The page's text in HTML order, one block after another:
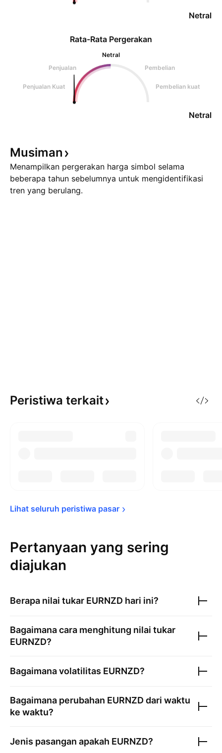
Netral
Rata-Rata Pergerakan
Netral
Penjualan
Pembelian
Penjualan Kuat Pembelian kuat
Netral
Musiman
Menampilkan pergerakan harga simbol selama
beberapa tahun sebelumnya untuk mengidentifikasi
tren yang berulang.
Peristiwa terkait
Lihat seluruh peristiwa pasar
Pertanyaan yang sering
diajukan
Berapa nilai tukar EURNZD hari ini?
Bagaimana cara menghitung nilai tukar
EURNZD?
Bagaimana volatilitas EURNZD?
Bagaimana perubahan EURNZD dari waktu
ke waktu?
Jenis pasangan apakah EURNZD?